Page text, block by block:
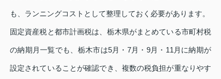
も、ランニングコストとして整理しておく必要があります。
固定資産税と都市計画税は、栃木県がまとめている市町村税
の納期月一覧でも、栃木市は5月・7月・9月・11月に納期が
設定されていることが確認でき、複数の税負担が重なりやす